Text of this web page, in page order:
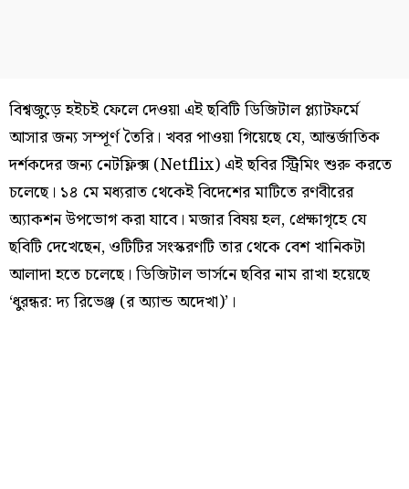
বিশ্বজুড়ে হইচই ফেলে দেওয়া এই ছবিটি ডিজিটাল প্ল্যাটফর্মে
আসার জন্য সম্পূর্ণ তৈরি। খবর পাওয়া গিয়েছে যে, আন্তর্জাতিক
দর্শকদের জন্য নেটফ্লিক্স (Netflix) এই ছবির স্ট্রিমিং শুরু করতে
চলেছে। ১৪ মে মধ্যরাত থেকেই বিদেশের মাটিতে রণবীরের
অ্যাকশন উপভোগ করা যাবে। মজার বিষয় হল, প্রেক্ষাগৃহে যে
ছবিটি দেখেছেন, ওটিটির সংস্করণটি তার থেকে বেশ খানিকটা
আলাদা হতে চলেছে। ডিজিটাল ভার্সনে ছবির নাম রাখা হয়েছে
‘ধুরন্ধর: দ্য রিভেঞ্জ (র অ্যান্ড অদেখা)’।